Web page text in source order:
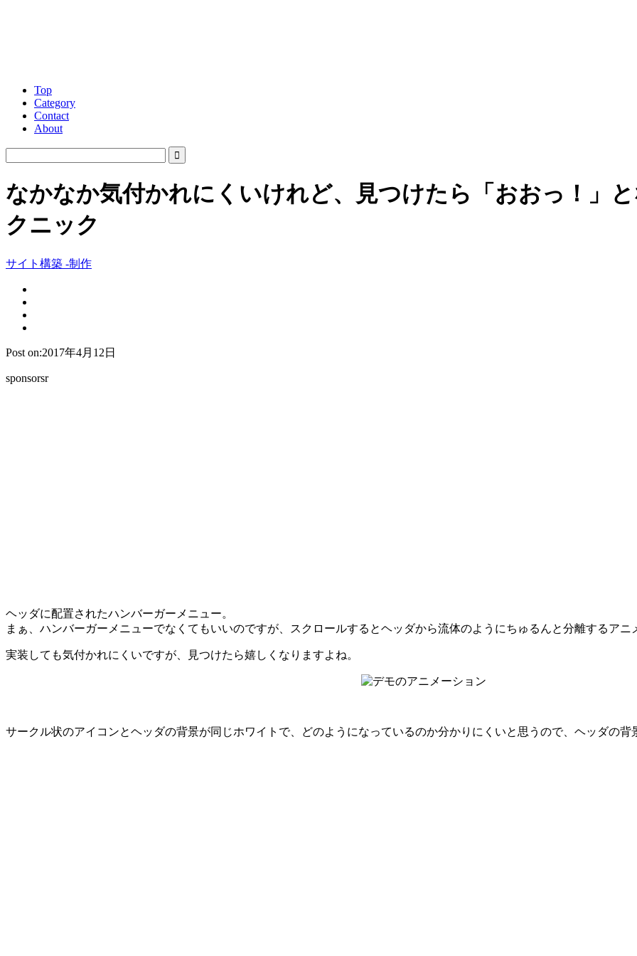
Top
Category
Contact
About
なかなか気付かれにくいけれど、見つけたら「おおっ！」
クニック
サイト構築 -制作
Post on:2017年4月12日
sponsorsr
ヘッダに配置されたハンバーガーメニュー。
まぁ、ハンバーガーメニューでなくてもいいのですが、スクロールするとヘッダから流体のようにちゅるんと分離するアニ
実装しても気付かれにくいですが、見つけたら嬉しくなりますよね。
サークル状のアイコンとヘッダの背景が同じホワイトで、どのようになっているのか分かりにくいと思うので、ヘッダの背